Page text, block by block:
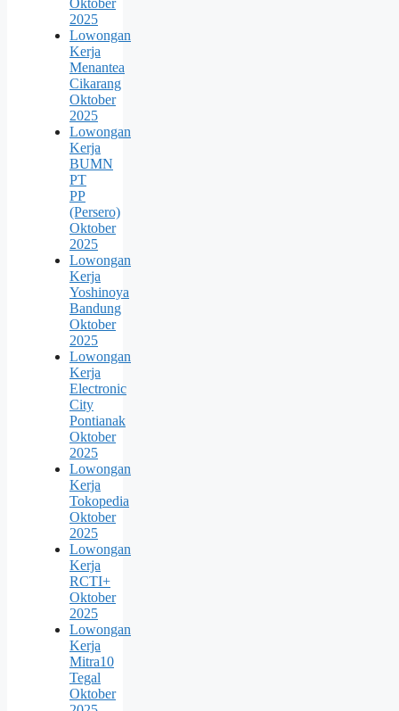
Oktober
2025
Lowongan
Kerja
Menantea
Cikarang
Oktober
2025
Lowongan
Kerja
BUMN
PT
PP
(Persero)
Oktober
2025
Lowongan
Kerja
Yoshinoya
Bandung
Oktober
2025
Lowongan
Kerja
Electronic
City
Pontianak
Oktober
2025
Lowongan
Kerja
Tokopedia
Oktober
2025
Lowongan
Kerja
RCTI+
Oktober
2025
Lowongan
Kerja
Mitra10
Tegal
Oktober